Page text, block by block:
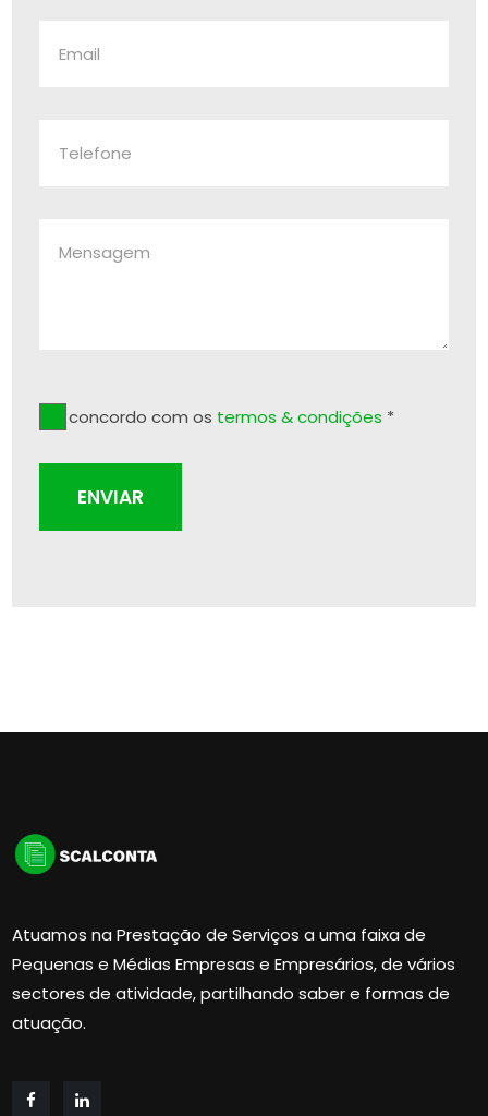
Li e concordo com os termos & condições *
ENVIAR
Atuamos na Prestação de Serviços a uma faixa de
Pequenas e Médias Empresas e Empresários, de vários
sectores de atividade, partilhando saber e formas de
atuação.